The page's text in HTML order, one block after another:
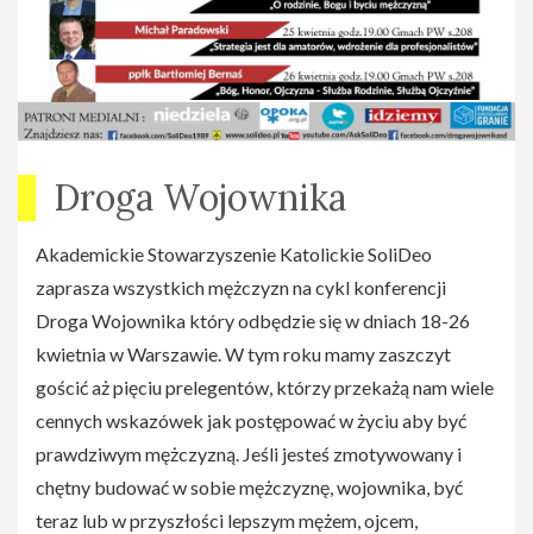
Droga Wojownika
Akademickie Stowarzyszenie Katolickie SoliDeo
zaprasza wszystkich mężczyzn na cykl konferencji
Droga Wojownika który odbędzie się w dniach 18-26
kwietnia w Warszawie. W tym roku mamy zaszczyt
gościć aż pięciu prelegentów, którzy przekażą nam wiele
cennych wskazówek jak postępować w życiu aby być
prawdziwym mężczyzną. Jeśli jesteś zmotywowany i
chętny budować w sobie mężczyznę, wojownika, być
teraz lub w przyszłości lepszym mężem, ojcem,